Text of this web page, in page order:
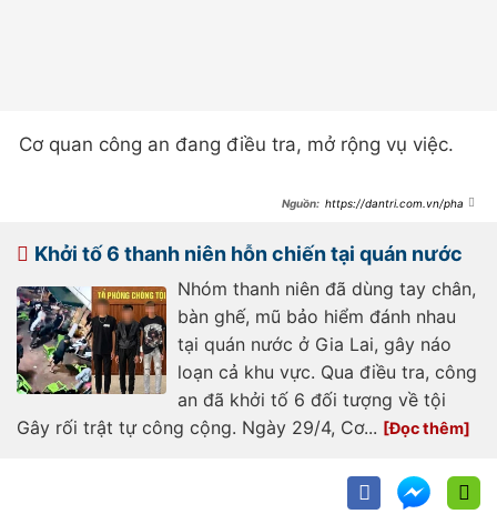
Cơ quan công an đang điều tra, mở rộng vụ việc.
https://dantri.com.vn/phap-
loan-duong-que-
20260603155616228.htm
Khởi tố 6 thanh niên hỗn chiến tại quán nước
Nhóm thanh niên đã dùng tay chân,
bàn ghế, mũ bảo hiểm đánh nhau
tại quán nước ở Gia Lai, gây náo
loạn cả khu vực. Qua điều tra, công
an đã khởi tố 6 đối tượng về tội
Gây rối trật tự công cộng. Ngày 29/4, Cơ...